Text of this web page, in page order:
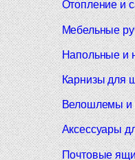
Отопление и
Мебельные
Напольные и
Карнизы для
Велошлемы и
Аксессуары
Почтовые